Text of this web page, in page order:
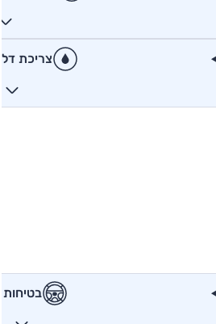
צריכת דלק
בטיחות